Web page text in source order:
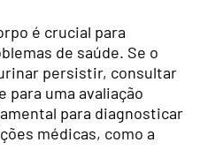
é crucial para
de saúde. Se o
persistir, consultar
para uma avaliação
para diagnosticar
médicas, como a